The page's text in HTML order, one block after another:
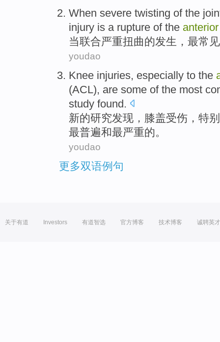
When severe twisting ofthe
injury is a rupture of the
当联合严重扭曲的发生 ， 最常见
youdao
Knee injuries, especially to the
(ACL), are some of the most
study found.
新的研究发现 ， 膝盖受伤 ， 特
最普遍和最严重的。
youdao
更多双语例句
关于有道 Investors 有道智选 官方博客 技术博客 诚聘英才